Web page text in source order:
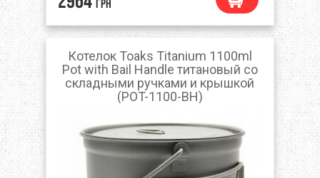
грн
Котелок Toaks Titanium 1100ml
Pot with Bail Handle титановый со
складными ручками и крышкой
(POT-1100-BH)